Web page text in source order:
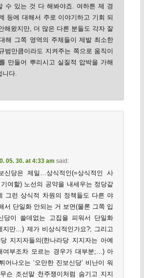
수 있는 것 다 해봐야죠. 여하튼 제 경
등에 대해서 주로 이야기하고 기회 되
해왔지만, 더 많은 다른 분들도 각자 잘
해 그쪽 영역의 주체들이 제발 최소한
범만큼이라도 지켜주는 쪽으로 움직이
만들어 뿌리시고 실질적 압박을 가해
니다.
05. 30. at 4:33 am said:
신당은 제일…상식적인(=상식적인 사
여할) 노선의 공약을 내세우는 정당같
그런 상식적 차원의 정책들도 다른 야
서 단일화 안되는 거 보면(물론 그쪽 입
당이 쓸데없는 고집을 피워서 단일화
지만…) 제가 비상식적인가요?; 그리고
지지자들의(한나라당 지지자는 아예
여부조차 모르는 경우가 대부분;…) 아
어나오는 ‘오만한 진보신당’ 비난이 워
슨 조선말 천주쟁이처럼 숨기고 지지